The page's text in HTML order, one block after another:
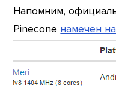
Напомним,
Pinecone намечен